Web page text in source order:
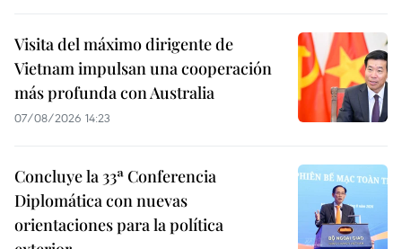
Visita del máximo dirigente de
Vietnam impulsan una cooperación
más profunda con Australia
07/08/2026 14:23
Concluye la 33ª Conferencia
Diplomática con nuevas
orientaciones para la política